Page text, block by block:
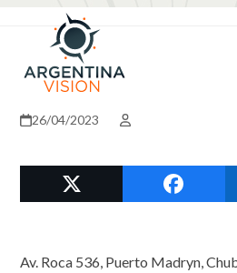
Open
mobile
menu
Close
mobile
menu
26/04/2023
Av. Roca 536, Puerto Madryn,